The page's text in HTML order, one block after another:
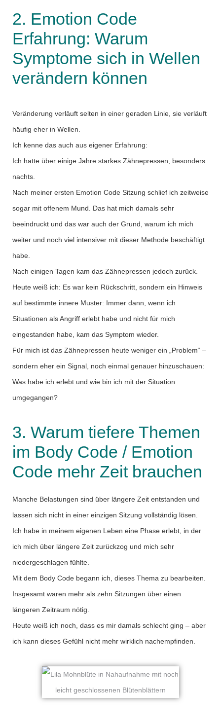
2. Emotion Code
Erfahrung: Warum
Symptome sich in Wellen
verändern können
Veränderung verläuft selten in einer geraden Linie, sie verläuft
häufig eher in Wellen.
Ich kenne das auch aus eigener Erfahrung:
Ich hatte über einige Jahre starkes Zähnepressen, besonders
nachts.
Nach meiner ersten Emotion Code Sitzung schlief ich zeitweise
sogar mit offenem Mund. Das hat mich damals sehr
beeindruckt und das war auch der Grund, warum ich mich
weiter und noch viel intensiver mit dieser Methode beschäftigt
habe.
Nach einigen Tagen kam das Zähnepressen jedoch zurück.
Heute weiß ich: Es war kein Rückschritt, sondern ein Hinweis
auf bestimmte innere Muster: Immer dann, wenn ich
Situationen als Angriff erlebt habe und nicht für mich
eingestanden habe, kam das Symptom wieder.
Für mich ist das Zähnepressen heute weniger ein „Problem“ –
sondern eher ein Signal, noch einmal genauer hinzuschauen:
Was habe ich erlebt und wie bin ich mit der Situation
umgegangen?
3. Warum tiefere Themen
im Body Code / Emotion
Code mehr Zeit brauchen
Manche Belastungen sind über längere Zeit entstanden und
lassen sich nicht in einer einzigen Sitzung vollständig lösen.
Ich habe in meinem eigenen Leben eine Phase erlebt, in der
ich mich über längere Zeit zurückzog und mich sehr
niedergeschlagen fühlte.
Mit dem Body Code begann ich, dieses Thema zu bearbeiten.
Insgesamt waren mehr als zehn Sitzungen über einen
längeren Zeitraum nötig.
Heute weiß ich noch, dass es mir damals schlecht ging – aber
ich kann dieses Gefühl nicht mehr wirklich nachempfinden.